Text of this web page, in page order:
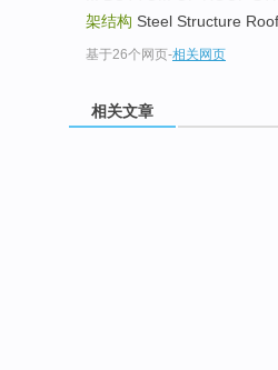
架结构 Steel Structure
基于26个网页-相关网页
相关文章